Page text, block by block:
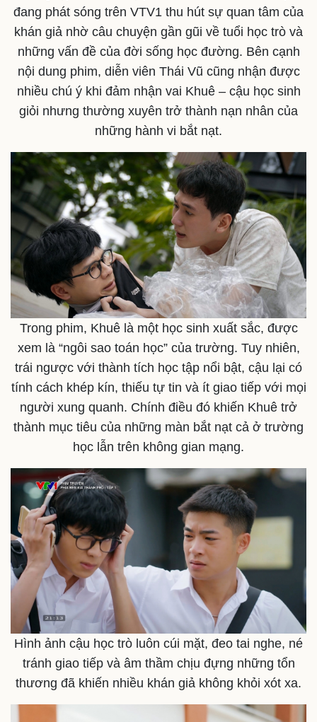
Quan sát
Cuộc sống đó đây
Multimedia
Ảnh
E-Magazine
đang phát sóng trên VTV1 thu hút sự quan tâm của
khán giả nhờ câu chuyện gần gũi về tuổi học trò và
những vấn đề của đời sống học đường. Bên cạnh
nội dung phim, diễn viên Thái Vũ cũng nhận được
nhiều chú ý khi đảm nhận vai Khuê – cậu học sinh
giỏi nhưng thường xuyên trở thành nạn nhân của
những hành vi bắt nạt.
Trong phim, Khuê là một học sinh xuất sắc, được
xem là “ngôi sao toán học” của trường. Tuy nhiên,
trái ngược với thành tích học tập nổi bật, cậu lại có
tính cách khép kín, thiếu tự tin và ít giao tiếp với mọi
người xung quanh. Chính điều đó khiến Khuê trở
thành mục tiêu của những màn bắt nạt cả ở trường
học lẫn trên không gian mạng.
Hình ảnh cậu học trò luôn cúi mặt, đeo tai nghe, né
tránh giao tiếp và âm thầm chịu đựng những tổn
thương đã khiến nhiều khán giả không khỏi xót xa.